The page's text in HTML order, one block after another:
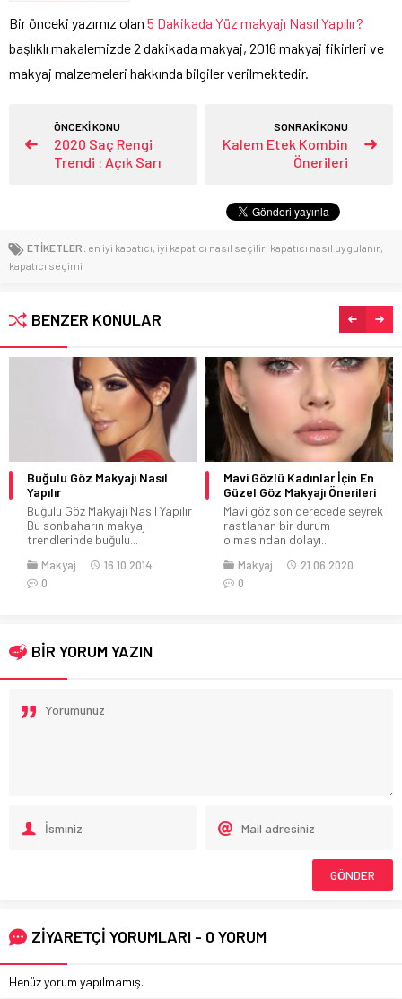
Bir önceki yazımız olan 5 Dakikada Yüz makyajı Nasıl Yapılır?
başlıklı makalemizde 2 dakikada makyaj, 2016 makyaj fikirleri ve
makyaj malzemeleri hakkında bilgiler verilmektedir.
ÖNCEKİ KONU
2020 Saç Rengi
Trendi : Açık Sarı
SONRAKİ KONU
Kalem Etek Kombin
Önerileri
ETİKETLER: en iyi kapatıcı iyi kapatıcı nasıl seçilir kapatıcı nasıl uygulanır
kapatıcı seçimi
BENZER KONULAR
Buğulu Göz Makyajı Nasıl
Yapılır
Buğulu Göz Makyajı Nasıl Yapılır
Bu sonbaharın makyaj
trendlerinde buğulu...
Makyaj
16.10.2014
0
Mavi Gözlü Kadınlar İçin En
Güzel Göz Makyajı Önerileri
Mavi göz son derecede seyrek
rastlanan bir durum
olmasından dolayı...
Makyaj
21.06.2020
0
BİR YORUM YAZIN
ZİYARETÇİ YORUMLARI - 0 YORUM
Henüz yorum yapılmamış.